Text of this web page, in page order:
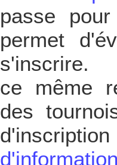
passe
permet
s'inscrire.
ce même
des